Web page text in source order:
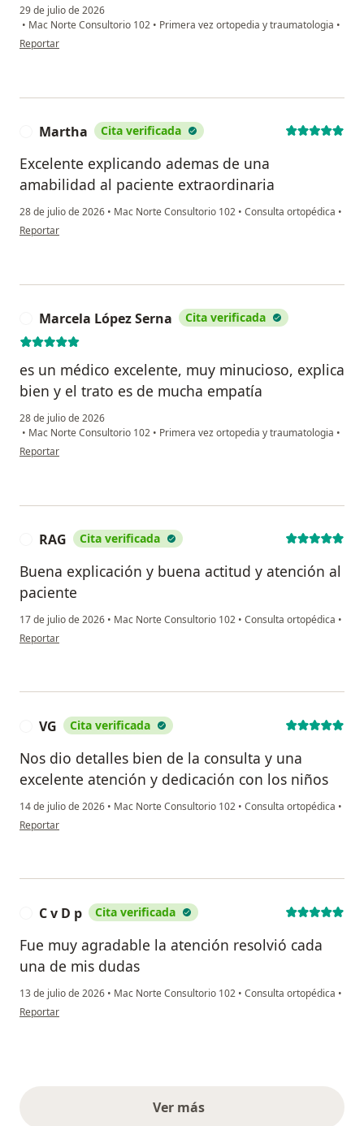
29 de julio de 2026
• Mac Norte Consultorio 102 • Primera vez ortopedia y traumatologia •
en opinión del usuario Anahi Reyes
Reportar
Martha Cita verificada
Excelente explicando ademas de una
amabilidad al paciente extraordinaria
28 de julio de 2026 • Mac Norte Consultorio 102 • Consulta ortopédica •
en opinión del usuario Martha
Reportar
Marcela López Serna Cita verificada
es un médico excelente, muy minucioso, explica
bien y el trato es de mucha empatía
28 de julio de 2026
• Mac Norte Consultorio 102 • Primera vez ortopedia y traumatologia •
en opinión del usuario Marcela López Serna
Reportar
RAG Cita verificada
Buena explicación y buena actitud y atención al
paciente
17 de julio de 2026 • Mac Norte Consultorio 102 • Consulta ortopédica •
en opinión del usuario RAG
Reportar
VG Cita verificada
Nos dio detalles bien de la consulta y una
excelente atención y dedicación con los niños
14 de julio de 2026 • Mac Norte Consultorio 102 • Consulta ortopédica •
en opinión del usuario VG
Reportar
C v D p Cita verificada
Fue muy agradable la atención resolvió cada
una de mis dudas
13 de julio de 2026 • Mac Norte Consultorio 102 • Consulta ortopédica •
en opinión del usuario C v D p
Reportar
Ver másopiniones anteriores